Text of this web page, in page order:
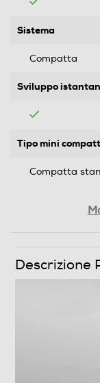
Sistema
Compatta
Sviluppo
Tipo mini
Compatta
Descrizione